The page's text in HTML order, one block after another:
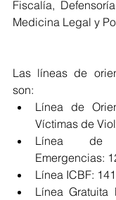
Fiscalía,
Medicina Legal y
Las líneas de
son:
Línea de
Víctimas de
Línea de
Emergencias:
Línea ICBF:
Línea Gratuita